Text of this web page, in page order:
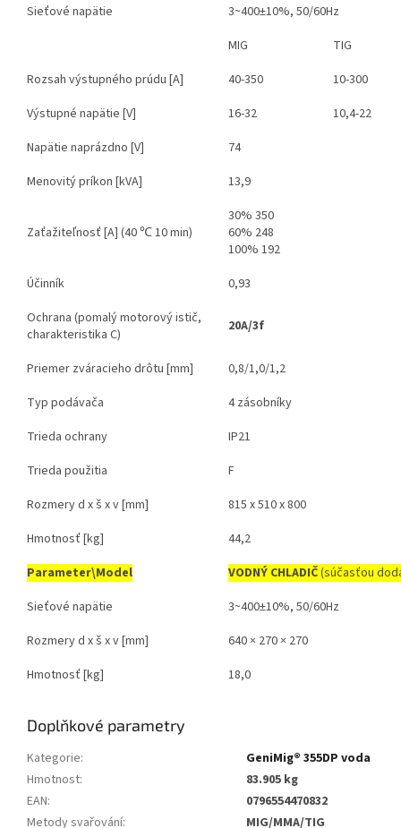
Sieťové napätie
3~400±10%, 50/60Hz
MIG
TIG
Rozsah výstupného prúdu [A]
40-350
10-300
Výstupné napätie [V]
16-32
10,4-22
Napätie naprázdno [V]
74
Menovitý príkon [kVA]
13,9
Zaťažiteľnosť [A] (40 ℃ 10 min)
30% 350
60% 248
100% 192
Účinník
0,93
Ochrana (pomalý motorový istič,
charakteristika C)
20A/3f
Priemer zváracieho drôtu [mm]
0,8/1,0/1,2
Typ podávača
4 zásobníky
Trieda ochrany
IP21
Trieda použitia
F
Rozmery d x š x v [mm]
815 x 510 x 800
Hmotnosť [kg]
44,2
Parameter\Model
VODNÝ CHLADIČ(súčasťou
Sieťové napätie
3~400±10%, 50/60Hz
Rozmery d x š x v [mm]
640 × 270 × 270
Hmotnosť [kg]
18,0
Doplňkové parametry
Kategorie:
GeniMig® 355DP voda
Hmotnost:
83.905 kg
EAN:
0796554470832
Metody svařování:
MIG/MMA/TIG